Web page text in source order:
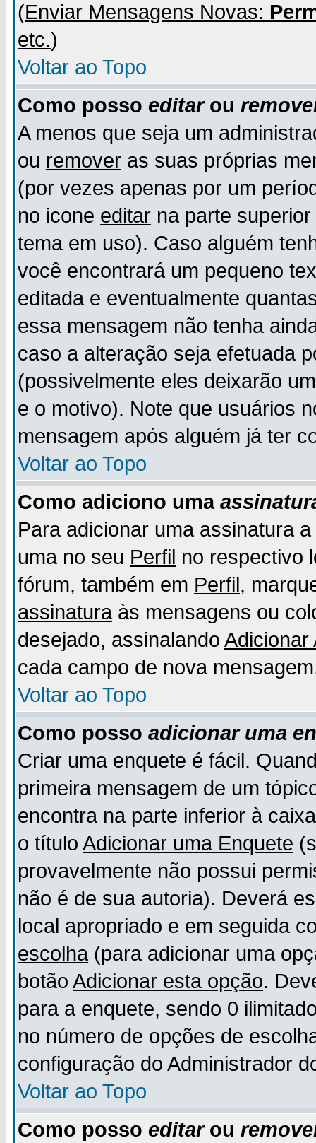
(Enviar Mensagens Novas:
etc.)
Voltar ao Topo
Como posso editarou
A menos que seja um
ou remover as suas próprias
(por vezes apenas por um
no icone editar na parte
tema em uso). Caso alguém
você encontrará um pequeno
editada e eventualmente
essa mensagem não tenha
caso a alteração seja efetuada
(possivelmente eles deixarão
e o motivo). Note que usuários
mensagem após alguém já ter
Voltar ao Topo
Como adiciono uma
Para adicionar uma assinatura
uma no seu Perfil no respectivo
fórum, também em Perfil,
assinaturaàs mensagens ou
desejado, assinalando Adicionar
cada campo de nova
Voltar ao Topo
Como posso adicionar uma
Criar uma enquete é fácil.
primeira mensagem de um
encontra na parte inferior à
o título Adicionar uma Enquete
provavelmente não possui
não é de sua autoria). Deverá
local apropriado e em seguida
escolha (para adicionar uma
botão Adicionar esta opção.
para a enquete, sendo 0
no número de opções de
configuração do Administrador
Voltar ao Topo
Como posso editarou